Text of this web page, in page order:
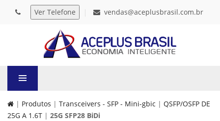
vendas@aceplusbrasil.com.br
| Produtos | Transceivers - SFP - Mini-gbic | QSFP/OSFP DE
25G A 1.6T | 25G SFP28 BiDi